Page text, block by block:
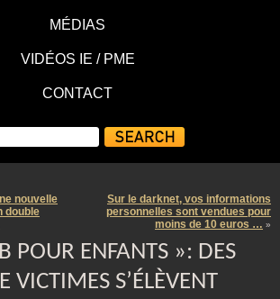
MÉDIAS
VIDÉOS IE / PME
CONTACT
nouvelle
double
Sur le darknet, vos informations
personnelles sont vendues pour
moins de 10 euros … »
POUR ENFANTS »: DES
VICTIMES S’ÉLÈVENT